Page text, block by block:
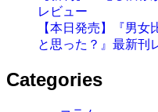
レビュー
【本日発売】『男
と思った？』最新刊
Categories